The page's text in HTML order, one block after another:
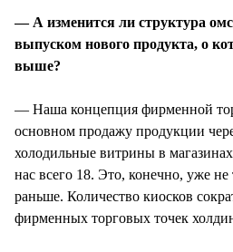
— А изменится ли структура
выпуском нового продукта, о
выше?
— Наша концепция фирменной
основном продажу продукции
холодильные витрины в
нас всего 18. Это, конечно, уже не
раньше. Количество киосков
фирменных торговых точек